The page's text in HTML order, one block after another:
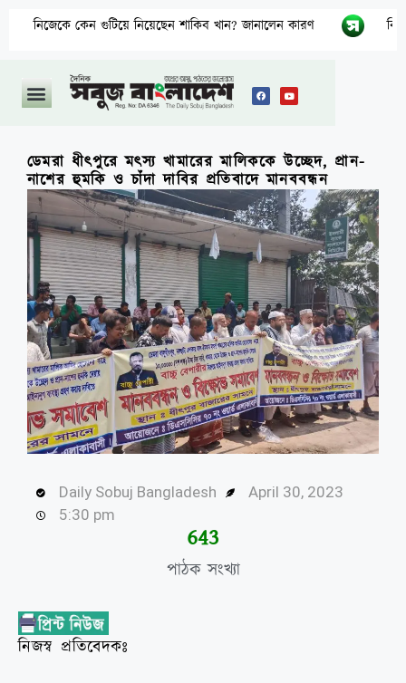
কেন গুটিয়ে নিয়েছেন শাকিব খান? জানালেন কারণ বিএনপির
ডেমরা ধীৎপুরে মৎস্য খামারের মালিককে উচ্ছেদ, প্রান-
নাশের হুমকি ও চাঁদা দাবির প্রতিবাদে মানববন্ধন
Daily Sobuj Bangladesh
April 30, 2023
5:30 pm
পাঠক সংখ্যা
645
নিজস্ব প্রতিবেদকঃ